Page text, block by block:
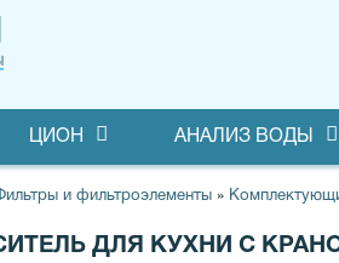
ЦИОН АНАЛИЗ ВОДЫ
и фильтроэлементы »
ДЛЯ КУХНИ С